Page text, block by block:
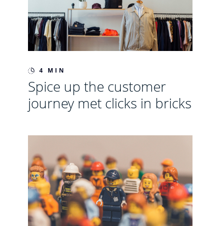
4 MIN
Spice up the customer
journey met clicks in bricks